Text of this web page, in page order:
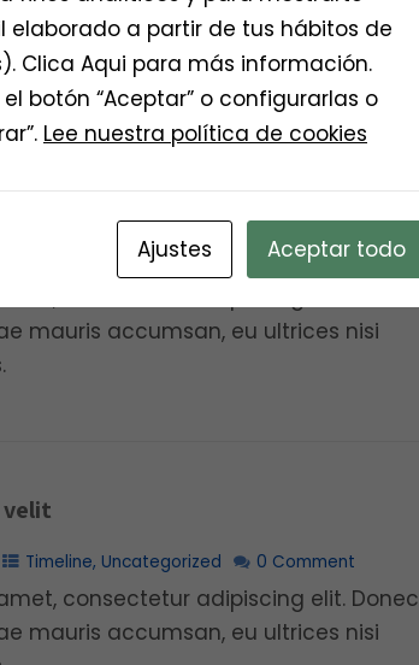
mauris accumsan, eu ultrices nisi
Uncategorized 0 Comment
mauris accumsan, eu ultrices nisi
velit
Timeline, Uncategorized 0 Comment
consectetur adipiscing elit. Donec
mauris accumsan, eu ultrices nisi
elaborado a partir de tus hábitos de
Clica Aqui para más información.
botón “Aceptar” o configurarlas o
Lee nuestra política de cookies
Ajustes Aceptar todo